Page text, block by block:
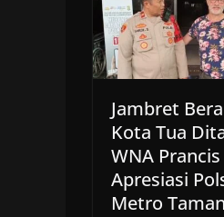
Jambret
Kota Tua
WNA Prancis
Apresiasi
Metro